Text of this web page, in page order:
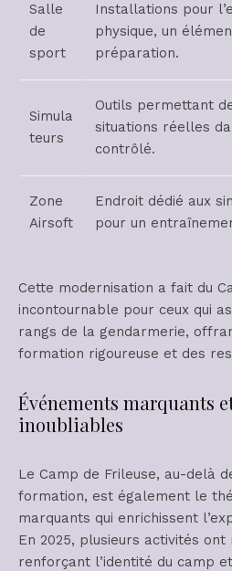
Salle
de
sport
Installations pour
physique, un
préparation.
Simula
teurs
Outils permettant
situations réelles
contrôlé.
Zone
Airsoft
Endroit dédié aux
pour un
Cette modernisation a fait du
incontournable pour ceux qui
rangs de la gendarmerie,
formation rigoureuse et des
Événements marquants
inoubliables
Le Camp de Frileuse, au-delà
formation, est également le
marquants qui enrichissent
En 2025, plusieurs activités
renforçant l’identité du camp